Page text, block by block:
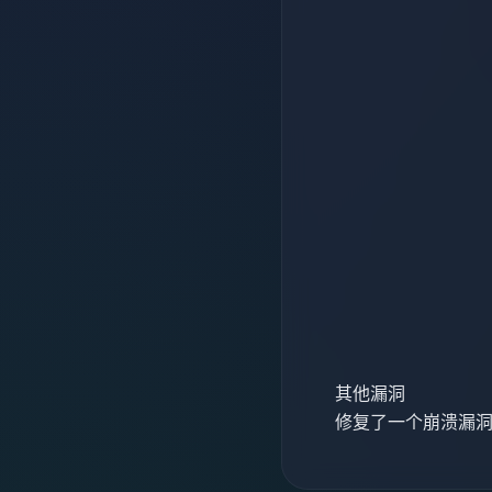
其他漏洞
修复了一个崩溃漏